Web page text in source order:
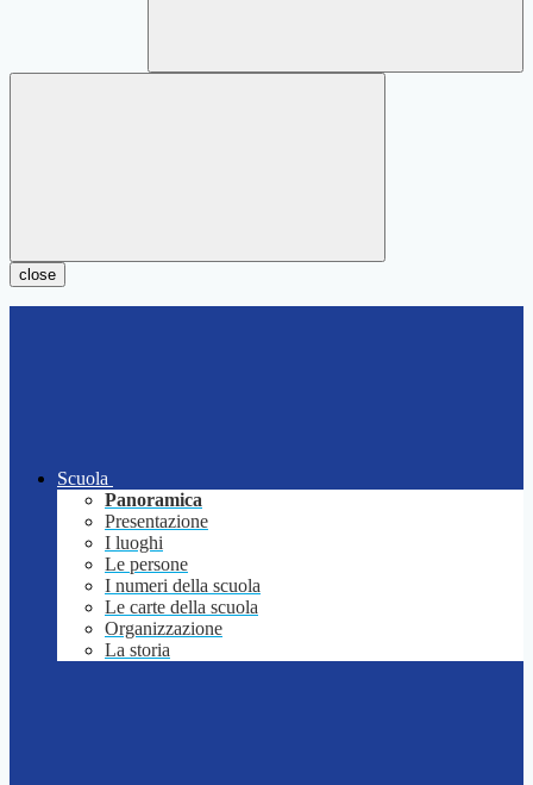
close
Scuola
Panoramica
Presentazione
I luoghi
Le persone
I numeri della scuola
Le carte della scuola
Organizzazione
La storia